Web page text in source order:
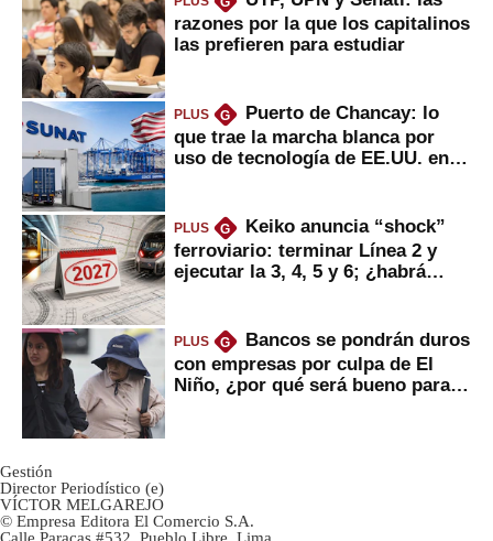
razones por la que los capitalinos
las prefieren para estudiar
PLUS G
Puerto de Chancay: lo
que trae la marcha blanca por
uso de tecnología de EE.UU. en
PLUS G
Keiko anuncia “shock”
ferroviario: terminar Línea 2 y
ejecutar la 3, 4, 5 y 6; ¿habrá
PLUS G
Bancos se pondrán duros
con empresas por culpa de El
Niño, ¿por qué será bueno para
Gestión
Director Periodístico (e)
VÍCTOR MELGAREJO
© Empresa Editora El Comercio S.A.